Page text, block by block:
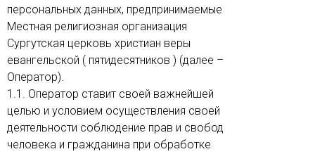
персональных данных, предпринимаемые
Местная религиозная организация
Сургутская церковь христиан веры
евангельской ( пятидесятников ) (далее –
Оператор).
1.1. Оператор ставит своей важнейшей
целью и условием осуществления своей
деятельности соблюдение прав и свобод
человека и гражданина при обработке